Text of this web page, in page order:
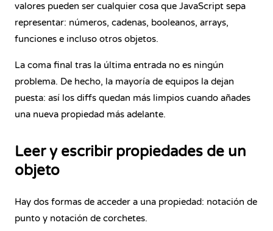
valores pueden ser cualquier cosa que JavaScript sepa
representar: números, cadenas, booleanos, arrays,
funciones e incluso otros objetos.
La coma final tras la última entrada no es ningún
problema. De hecho, la mayoría de equipos la dejan
puesta: así los diffs quedan más limpios cuando añades
una nueva propiedad más adelante.
Leer y escribir propiedades de un
objeto
Hay dos formas de acceder a una propiedad: notación de
punto y notación de corchetes.